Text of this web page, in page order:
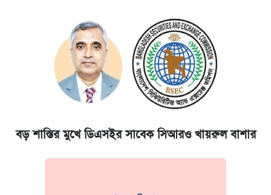
বড় শাস্তির মুখে ডিএসইর সাবেক সিআরও খায়রুল বাশার